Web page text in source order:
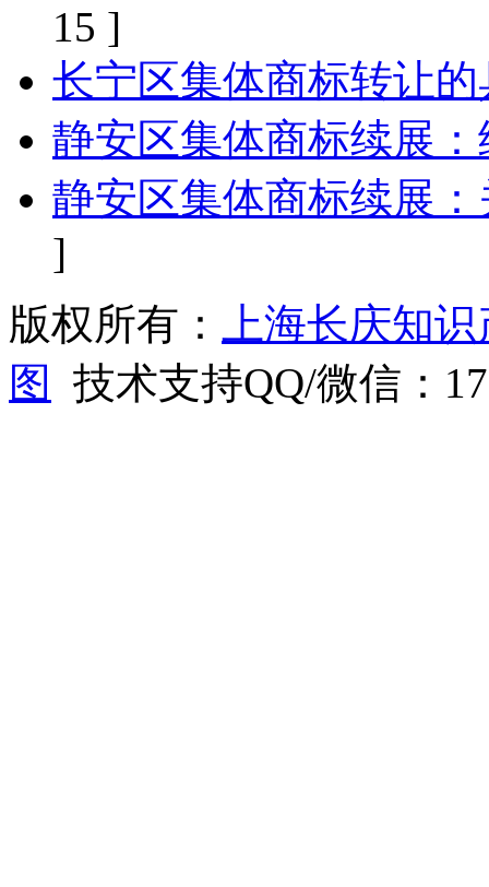
15 ]
长宁区集体商标转让
静安区集体商标续展
静安区集体商标续展
]
版权所有：
上海长庆知
图
技术支持QQ/微信：